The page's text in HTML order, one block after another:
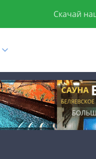
Скачай